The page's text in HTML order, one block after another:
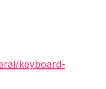
keyboard-